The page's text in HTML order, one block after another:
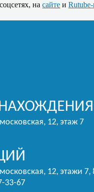
насайте и
12, этаж 7
12, этажи 7,
33-67